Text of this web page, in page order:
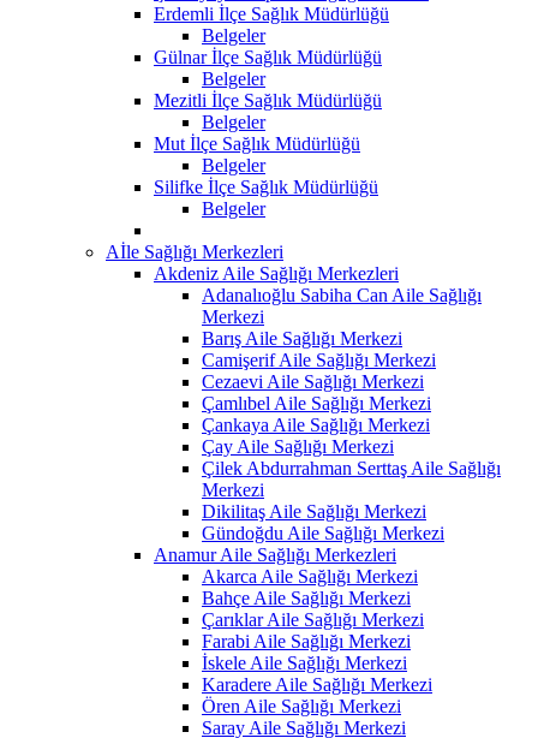
Erdemli İlçe Sağlık Müdürlüğü
Belgeler
Gülnar İlçe Sağlık Müdürlüğü
Belgeler
Mezitli İlçe Sağlık Müdürlüğü
Belgeler
Mut İlçe Sağlık Müdürlüğü
Belgeler
Silifke İlçe Sağlık Müdürlüğü
Belgeler
Aİle Sağlığı Merkezleri
Akdeniz Aile Sağlığı Merkezleri
Adanalıoğlu Sabiha Can Aile Sağlığı
Merkezi
Barış Aile Sağlığı Merkezi
Camişerif Aile Sağlığı Merkezi
Cezaevi Aile Sağlığı Merkezi
Çamlıbel Aile Sağlığı Merkezi
Çankaya Aile Sağlığı Merkezi
Çay Aile Sağlığı Merkezi
Çilek Abdurrahman Serttaş Aile Sağlığı
Merkezi
Dikilitaş Aile Sağlığı Merkezi
Gündoğdu Aile Sağlığı Merkezi
Anamur Aile Sağlığı Merkezleri
Akarca Aile Sağlığı Merkezi
Bahçe Aile Sağlığı Merkezi
Çarıklar Aile Sağlığı Merkezi
Farabi Aile Sağlığı Merkezi
İskele Aile Sağlığı Merkezi
Karadere Aile Sağlığı Merkezi
Ören Aile Sağlığı Merkezi
Saray Aile Sağlığı Merkezi